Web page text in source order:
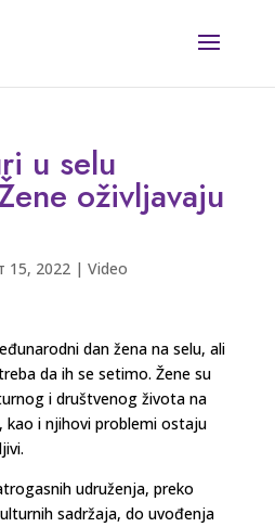
u selu
oživljavaju
15, 2022| Video
dan žena na selu, ali
da ih se setimo. Žene su
i društvenog života na
kao i njihovi problemi ostaju
udruženja, preko
sadržaja, do uvođenja